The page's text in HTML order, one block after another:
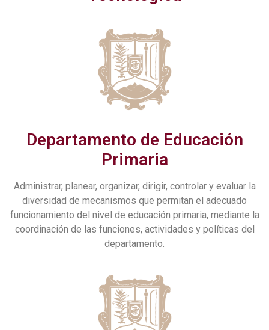
Departamento de Educación
Primaria
Administrar, planear, organizar, dirigir, controlar y evaluar la
diversidad de mecanismos que permitan el adecuado
funcionamiento del nivel de educación primaria, mediante la
coordinación de las funciones, actividades y políticas del
departamento.